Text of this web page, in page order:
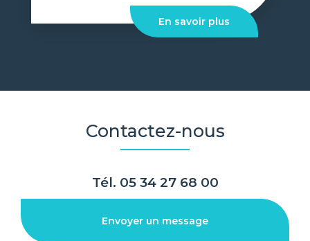
En savoir plus
Contactez-nous
Tél. 05 34 27 68 00
Envoyer un message